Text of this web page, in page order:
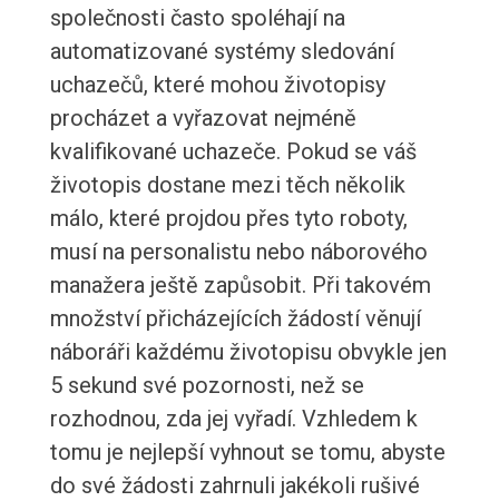
společnosti často spoléhají na
automatizované systémy sledování
uchazečů, které mohou životopisy
procházet a vyřazovat nejméně
kvalifikované uchazeče. Pokud se váš
životopis dostane mezi těch několik
málo, které projdou přes tyto roboty,
musí na personalistu nebo náborového
manažera ještě zapůsobit. Při takovém
množství přicházejících žádostí věnují
náboráři každému životopisu obvykle jen
5 sekund své pozornosti, než se
rozhodnou, zda jej vyřadí. Vzhledem k
tomu je nejlepší vyhnout se tomu, abyste
do své žádosti zahrnuli jakékoli rušivé